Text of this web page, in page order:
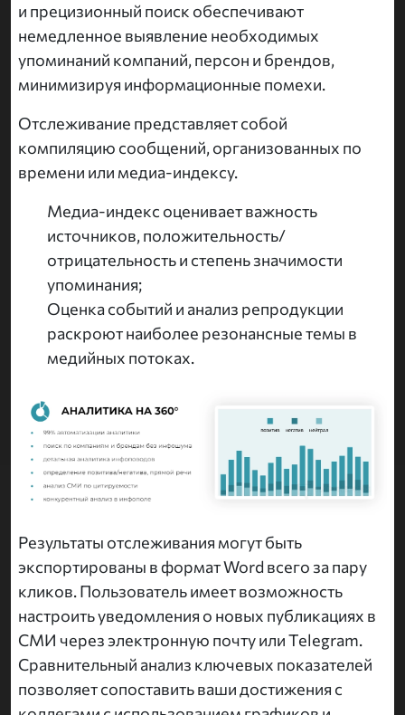
и прецизионный поиск обеспечивают
немедленное выявление необходимых
упоминаний компаний, персон и брендов,
минимизируя информационные помехи.
Отслеживание представляет собой
компиляцию сообщений, организованных по
времени или медиа-индексу.
Медиа-индекс оценивает важность
источников, положительность/
отрицательность и степень значимости
упоминания;
Оценка событий и анализ репродукции
раскроют наиболее резонансные темы в
медийных потоках.
Результаты отслеживания могут быть
экспортированы в формат Word всего за пару
кликов. Пользователь имеет возможность
настроить уведомления о новых публикациях в
СМИ через электронную почту или Telegram.
Сравнительный анализ ключевых показателей
позволяет сопоставить ваши достижения с